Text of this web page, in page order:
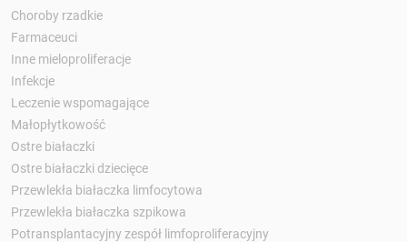
Choroby rzadkie
Farmaceuci
Inne mieloproliferacje
Infekcje
Leczenie wspomagające
Małopłytkowość
Ostre białaczki
Ostre białaczki dziecięce
Przewlekła białaczka limfocytowa
Przewlekła białaczka szpikowa
Potransplantacyjny zespół limfoproliferacyjny